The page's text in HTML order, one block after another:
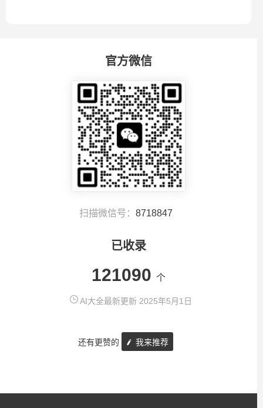
官方微信
扫描微信号： 8718847
已收录
121090 个
AI大全最新更新 2025年5月1日
还有更赞的 我来推荐